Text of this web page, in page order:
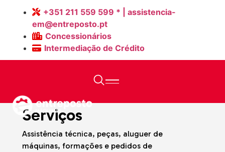
+351 211 559 599 * | assistencia-
em@entreposto.pt
Concessionários
Intermediação de Crédito
Serviços
Assistência técnica, peças, aluguer de
máquinas, formações e pedidos de